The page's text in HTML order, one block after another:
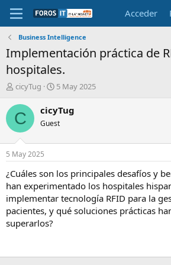
Acceder
Business Intelligence
Implementación práctica de
hospitales.
I
i
c
a
d
o
r
e
l
t
e
cicyTug
F
c
h
a
i
n
c
i
o
5 May 2025
C cicyTug
Guest
5 May 2025
¿Cuáles son los principales desafíos y
han experimentado los hospitales
implementar tecnología RFID para la
pacientes, y qué soluciones prácticas
superarlos?